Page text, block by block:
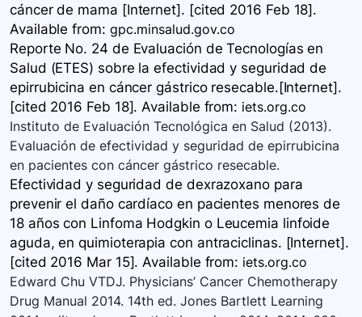
cáncer de mama [Internet]. [cited 2016 Feb 18].
Available from: gpc.minsalud.gov.co
Reporte No. 24 de Evaluación de Tecnologías en
Salud (ETES) sobre la efectividad y seguridad de
epirrubicina en cáncer gástrico resecable.[Internet].
[cited 2016 Feb 18]. Available from: iets.org.co
Instituto de Evaluación Tecnológica en Salud (2013).
Evaluación de efectividad y seguridad de epirrubicina
en pacientes con cáncer gástrico resecable.
Efectividad y seguridad de dexrazoxano para
prevenir el daño cardíaco en pacientes menores de
18 años con Linfoma Hodgkin o Leucemia linfoide
aguda, en quimioterapia con antraciclinas. [Internet].
[cited 2016 Mar 15]. Available from: iets.org.co
Edward Chu VTDJ. Physicians’ Cancer Chemotherapy
Drug Manual 2014. 14th ed. Jones Bartlett Learning